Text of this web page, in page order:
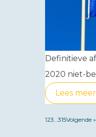
Definitieve
2020 niet-
Lees
123 315Volgende »